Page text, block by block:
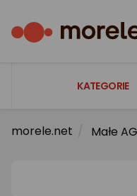
KATEGORIE
Laptopy
morele.net Małe